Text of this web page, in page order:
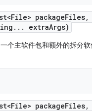
packageFiles,
. . . extraArgs)
个主软件包和额外的拆分软
packageFiles,